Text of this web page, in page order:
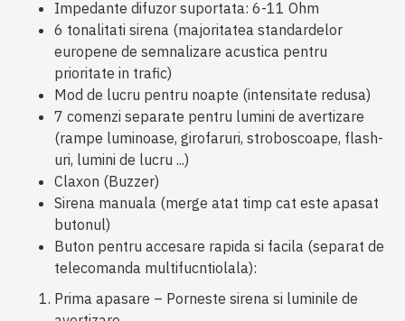
Impedante difuzor suportata: 6-11 Ohm
6 tonalitati sirena (majoritatea standardelor
europene de semnalizare acustica pentru
prioritate in trafic)
Mod de lucru pentru noapte (intensitate redusa)
7 comenzi separate pentru lumini de avertizare
(rampe luminoase, girofaruri, stroboscoape, flash-
uri, lumini de lucru ...)
Claxon (Buzzer)
Sirena manuala (merge atat timp cat este apasat
butonul)
Buton pentru accesare rapida si facila (separat de
telecomanda multifucntiolala):
Prima apasare – Porneste sirena si luminile de